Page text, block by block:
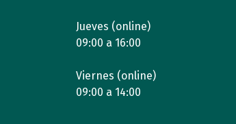
Jueves (online)
09:00 a 16:00
Viernes (online)
09:00 a 14:00